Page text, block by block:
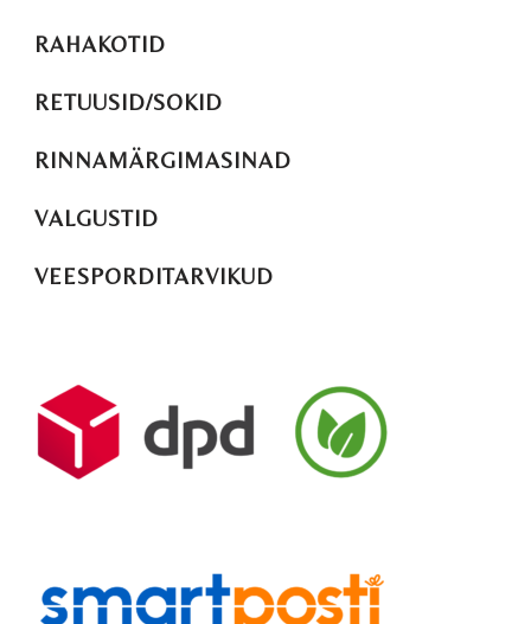
RAHAKOTID
RETUUSID/SOKID
RINNAMÄRGIMASINAD
VALGUSTID
VEESPORDITARVIKUD